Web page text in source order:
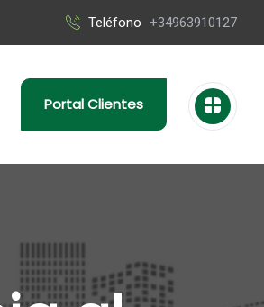
Teléfono +34963910127
Portal Clientes